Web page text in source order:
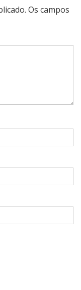
Os campos